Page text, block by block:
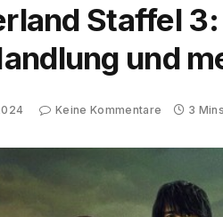
Staffel
und
Keine Kommentare 3